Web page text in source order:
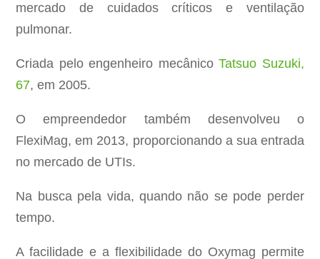
mercado de cuidados críticos e ventilação
pulmonar.
Criada pelo engenheiro mecânicoTatsuo Suzuki,
67, em 2005.
O empreendedor também desenvolveu o
FlexiMag, em 2013, proporcionando a sua entrada
no mercado de UTIs.
Na busca pela vida, quando não se pode perder
tempo.
A facilidade e a flexibilidade do Oxymag permite